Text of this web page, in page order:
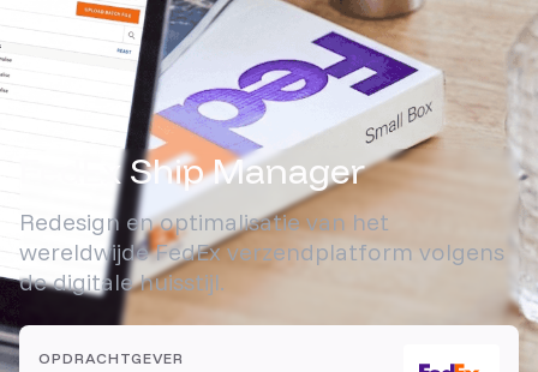
FedEx Ship Manager
Redesign en optimalisatie van het
wereldwijde FedEx verzendplatform volgens
de digitale huisstijl.
OPDRACHTGEVER